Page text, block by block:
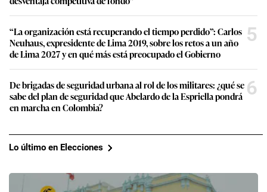
“La organización está recuperando el tiempo perdido”: Carlos
Neuhaus, expresidente de Lima 2019, sobre los retos a un año
de Lima 2027 y en qué más está preocupado el Gobierno
5
De brigadas de seguridad urbana al rol de los militares: ¿qué se
sabe del plan de seguridad que Abelardo de la Espriella pondrá
en marcha en Colombia?
6
Lo último en Elecciones